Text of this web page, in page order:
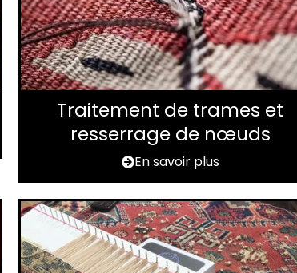
Traitement de trames et
resserrage de nœuds
En savoir plus